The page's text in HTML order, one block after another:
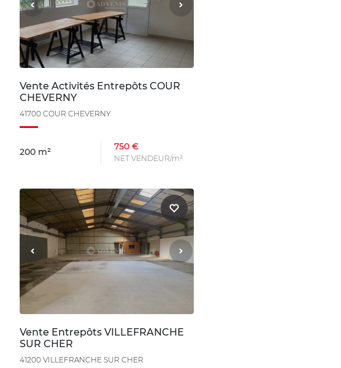
Vente Activités Entrepôts COUR
CHEVERNY
41700 COUR CHEVERNY
200 m² 750 €
NET VENDEUR/m²
Vente Entrepôts VILLEFRANCHE
SUR CHER
41200 VILLEFRANCHE SUR CHER